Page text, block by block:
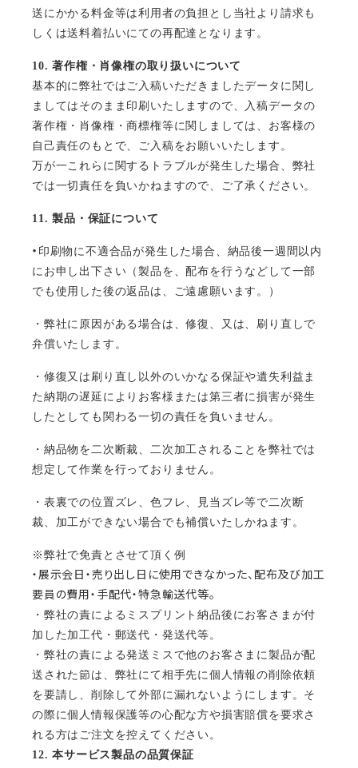
送にかかる料金等は利用者の負担とし当社より請求も
しくは送料着払いにての再配達となります。
10.著作権・肖像権の取り扱いについて
基本的に弊社ではご入稿いただきましたデータに関し
ましてはそのまま印刷いたしますので、入稿データの
著作権・肖像権・商標権等に関しましては、お客様の
自己責任のもとで、ご入稿をお願いいたします。
万が一これらに関するトラブルが発生した場合、弊社
では一切責任を負いかねますので、ご了承ください。
11.製品・保証について
・ 印刷物に不適合品が発生した場合、納品後一週間以内
にお申し出下さい（製品を、配布を行うなどして一部
でも使用した後の返品は、ご遠慮願います。）
・弊社に原因がある場合は、修復、又は、刷り直しで
弁償いたします。
・修復又は刷り直し以外のいかなる保証や遺失利益ま
た納期の遅延によりお客様または第三者に損害が発生
したとしても関わる一切の責任を負いません。
・納品物を二次断裁、二次加工されることを弊社では
想定して作業を行っておりません。
・表裏での位置ズレ、色フレ、見当ズレ等で二次断
裁、加工ができない場合でも補償いたしかねます。
※ 弊社で免責とさせて頂く例
・展示会日・売り出し日に使用できなかった、配布及び加工
要員の費用・手配代・特急輸送代等。
・弊社の責によるミスプリント納品後にお客さまが付
加した加工代・郵送代・発送代等。
・弊社の責による発送ミスで他のお客さまに製品が配
送された節は、弊社にて相手先に個人情報の削除依頼
を要請し、削除して外部に漏れないようにします。そ
の際に個人情報保護等の心配な方や損害賠償を要求さ
れる方はご注文を控えてください。
12.本サービス製品の品質保証